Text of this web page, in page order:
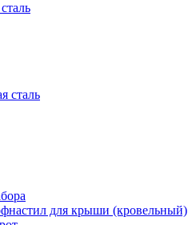
сталь
для крыши (кровельный)